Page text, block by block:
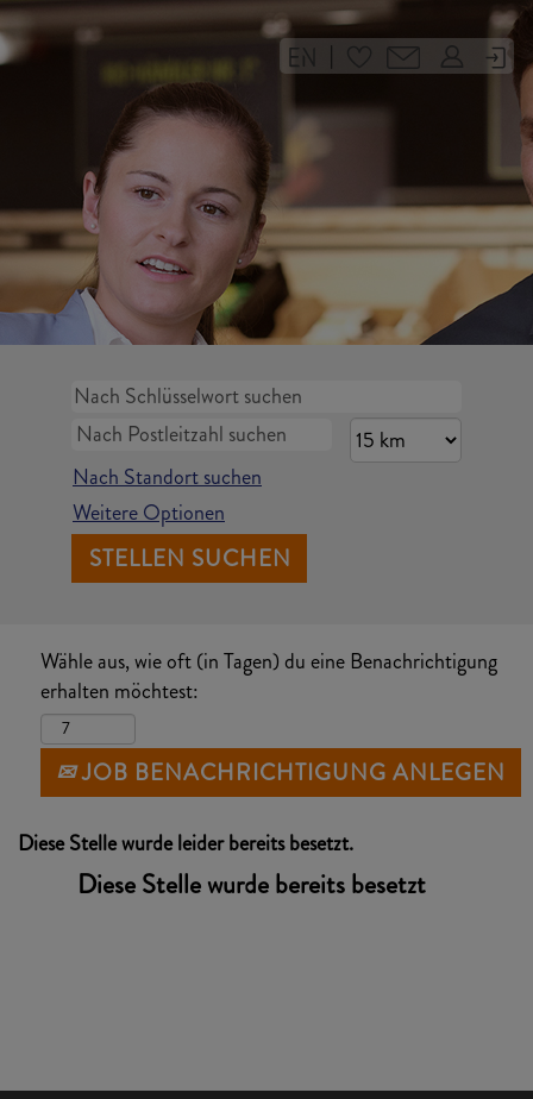
|
Nach Standort suchen
Weitere Optionen
Wähle aus, wie oft (in Tagen) du eine Benachrichtigung
erhalten möchtest:
JOB BENACHRICHTIGUNG ANLEGEN
Diese Stelle wurde leider bereits besetzt.
Diese Stelle wurde bereits besetzt